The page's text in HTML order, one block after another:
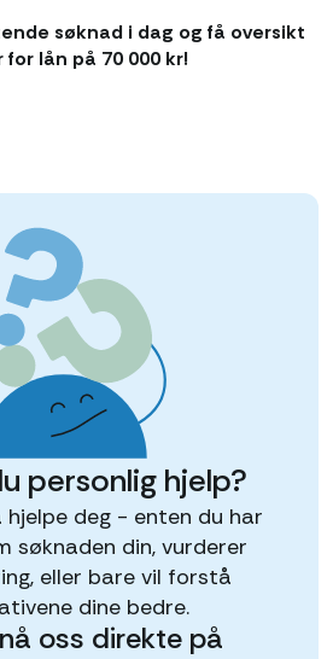
søknad i dag og få oversikt
lån på 70 000 kr!
personlig hjelp?
deg - enten du har
søknaden din, vurderer
eller bare vil forstå
dine bedre.
oss direkte på